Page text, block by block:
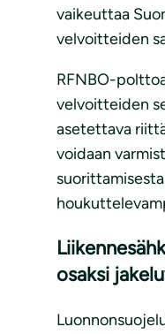
vaikeuttaa
velvoitteiden
RFNBO-
velvoitteiden
asetettava
voidaan
osaksi